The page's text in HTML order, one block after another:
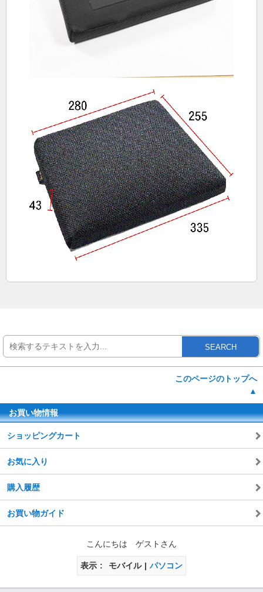
SEARCH
このページのトップへ
▲
お買い物情報
ショッピングカート
お気に入り
購入履歴
お買い物ガイド
こんにちは ゲストさん
表示 モバイル パソコン